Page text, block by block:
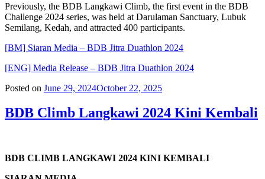
Previously, the BDB Langkawi Climb, the first event in the BDB
Challenge 2024 series, was held at Darulaman Sanctuary, Lubuk
Semilang, Kedah, and attracted 400 participants.
[BM] Siaran Media – BDB Jitra Duathlon 2024
[ENG] Media Release – BDB Jitra Duathlon 2024
Posted on June 29, 2024October 22, 2025
BDB Climb Langkawi 2024 Kini Kembali
BDB CLIMB LANGKAWI 2024 KINI KEMBALI